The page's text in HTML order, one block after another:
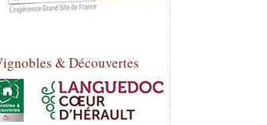
& Découvertes